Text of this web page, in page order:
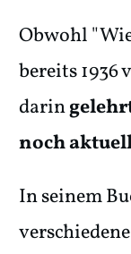
Obwohl
bereits
darin
noch
In seinem